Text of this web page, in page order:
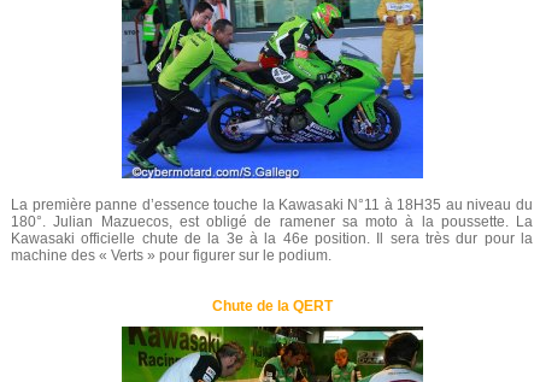
La première panne d’essence touche la Kawasaki N°11 à 18H35 au niveau du
180°. Julian Mazuecos, est obligé de ramener sa moto à la poussette. La
Kawasaki officielle chute de la 3e à la 46e position. Il sera très dur pour la
machine des « Verts » pour figurer sur le podium.
Chute de la QERT